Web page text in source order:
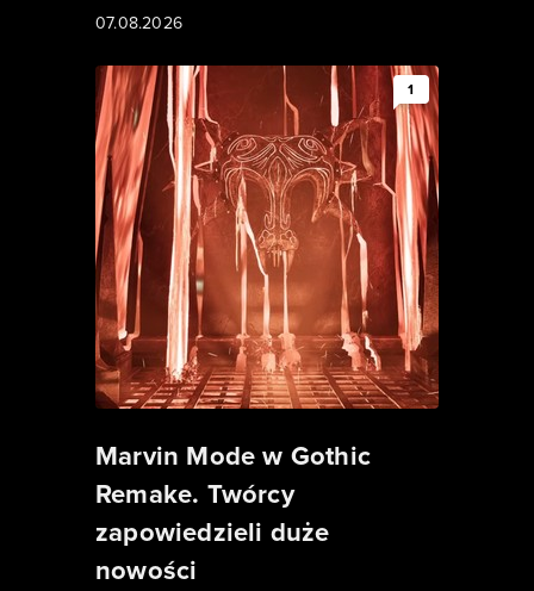
07.08.2026
1
Marvin Mode w Gothic
Remake. Twórcy
zapowiedzieli duże
nowości